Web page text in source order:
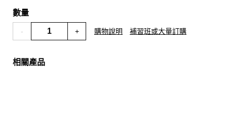
數量
- + 購物說明 補習班或大量訂購
相關產品